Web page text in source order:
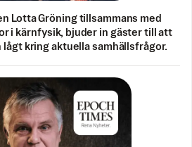
Lotta Gröning tillsammans med
i kärnfysik, bjuder in gäster till att
kring aktuella samhällsfrågor.